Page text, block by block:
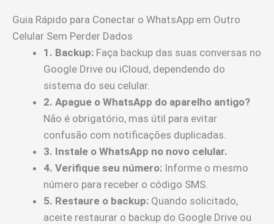
Guia Rápido para Conectar o WhatsApp em Outro
Celular Sem Perder Dados
1. Backup: Faça backup das suas conversas no
Google Drive ou iCloud, dependendo do
sistema do seu celular.
2. Apague o WhatsApp do aparelho antigo?
Não é obrigatório, mas útil para evitar
confusão com notificações duplicadas.
3. Instale o WhatsApp no novo celular.
4. Verifique seu número: Informe o mesmo
número para receber o código SMS.
5. Restaure o backup: Quando solicitado,
aceite restaurar o backup do Google Drive ou